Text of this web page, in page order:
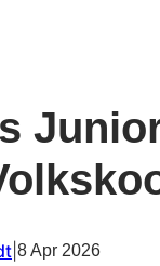
8 Apr 2026